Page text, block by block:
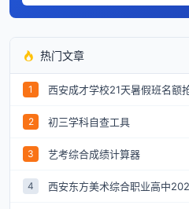
热门文章
1 西安成才学校21天暑假班名额
2 初三学科自查工具
3 艺考综合成绩计算器
4 西安东方美术综合职业高中